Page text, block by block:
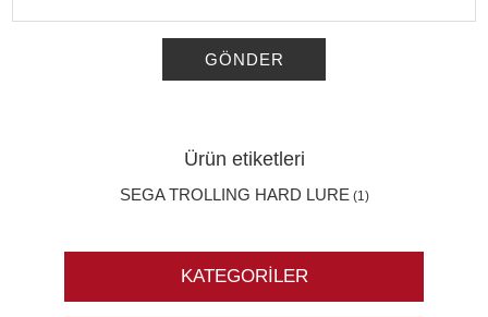
GÖNDER
Ürün etiketleri
SEGA TROLLING HARD LURE (1)
KATEGORILER